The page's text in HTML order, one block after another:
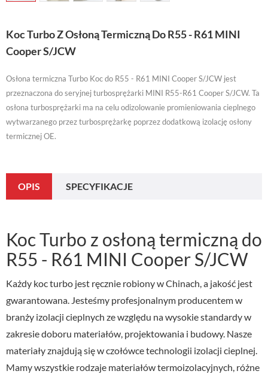
Koc Turbo Z Osłoną Termiczną Do R55 - R61 MINI
Cooper S/JCW
Osłona termiczna Turbo Koc do R55 - R61 MINI Cooper S/JCW jest
przeznaczona do seryjnej turbosprężarki MINI R55-R61 Cooper S/JCW. Ta
osłona turbosprężarki ma na celu odizolowanie promieniowania cieplnego
wytwarzanego przez turbosprężarkę poprzez dodatkową izolację osłony
termicznej OE.
OPIS SPECYFIKACJE
Koc Turbo z osłoną termiczną do
R55 - R61 MINI Cooper S/JCW
Każdy koc turbo jest ręcznie robiony w Chinach, a jakość jest
gwarantowana. Jesteśmy profesjonalnym producentem w
branży izolacji cieplnych ze względu na wysokie standardy w
zakresie doboru materiałów, projektowania i budowy. Nasze
materiały znajdują się w czołówce technologii izolacji cieplnej.
Mamy wszystkie rodzaje materiałów termoizolacyjnych, różne